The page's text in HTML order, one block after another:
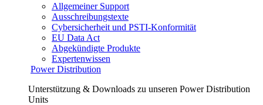
Allgemeiner Support
Ausschreibungstexte
Cybersicherheit und PSTI-Konformität
EU Data Act
Abgekündigte Produkte
Expertenwissen
Power Distribution
Unterstützung & Downloads zu unseren Power Distribution
Units